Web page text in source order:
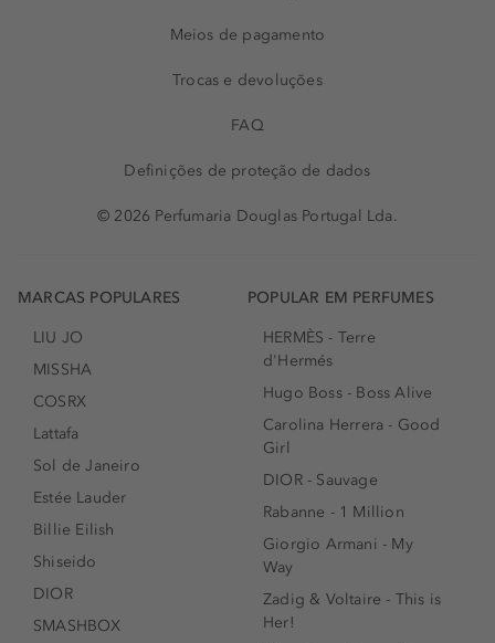
Meios de pagamento
Trocas e devoluções
FAQ
Definições de proteção de dados
© 2026 Perfumaria Douglas Portugal Lda.
MARCAS POPULARES
LIU JO
MISSHA
COSRX
Lattafa
Sol de Janeiro
Estée Lauder
Billie Eilish
Shiseido
DIOR
SMASHBOX
POPULAR EM PERFUMES
HERMÈS - Terre
d'Hermés
Hugo Boss - Boss Alive
Carolina Herrera - Good
Girl
DIOR - Sauvage
Rabanne - 1 Million
Giorgio Armani - My
Way
Zadig & Voltaire - This is
Her!